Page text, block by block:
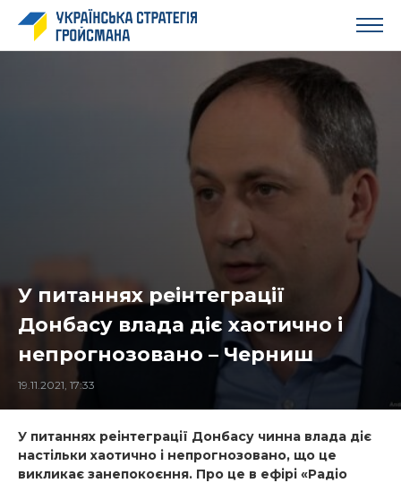
У питаннях реінтеграції
Донбасу влада діє хаотично і
непрогнозовано – Черниш
19.11.2021, 17:33
У питаннях реінтеграції Донбасу чинна влада діє
настільки хаотично і непрогнозовано, що це
викликає занепокоєння. Про це в ефірі «Радіо